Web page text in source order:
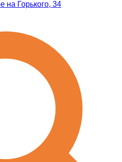
на Горького, 34